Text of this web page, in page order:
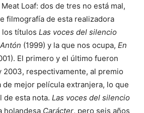
Loaf: dos de tres no está mal,
filmografía de esta realizadora
los títulos Las voces del silencio
(1999) y la que nos ocupa, En
El primero y el último fueron
2003, respectivamente, al premio
de mejor película extranjera, lo que
de esta nota. Las voces del silencio
holandesa Carácter, pero seis años